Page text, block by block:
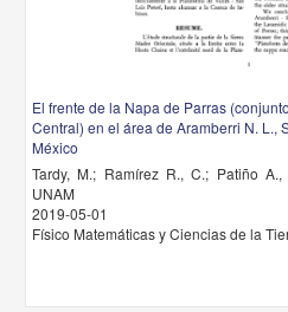
El frente de la Napa de Parras
Central) en el área de Aramberri N. L.,
México
Tardy, M.; Ramírez R., C.; Patiño
UNAM
2019-05-01
Físico Matemáticas y Ciencias de la